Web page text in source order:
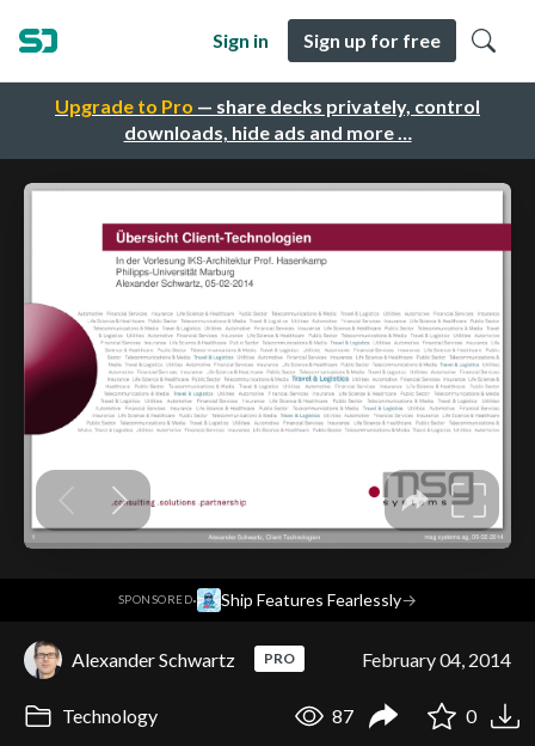
Upgrade to Pro — share decks privately, control
downloads, hide ads and more …
Sign in Sign up for free
SPONSORED· Ship Features Fearlessly→
Alexander Schwartz PRO February 04, 2014
Technology 87 0